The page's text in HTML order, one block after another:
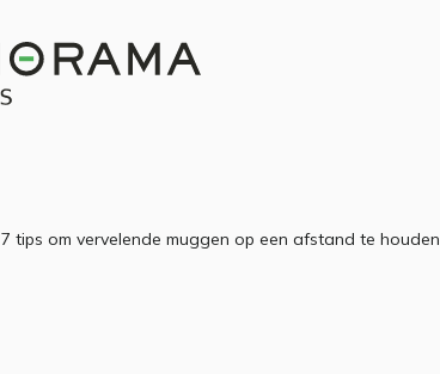
7 tips om vervelende muggen op een afstand te houden